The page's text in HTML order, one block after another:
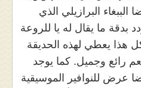
الببغاء البرازيلي الذي
بدقة ما يقال له يا للروعة
هذا يعطي لهذه الحديقة
رائع وجميل. كما يوجد
عرض للنوافير الموسيقية